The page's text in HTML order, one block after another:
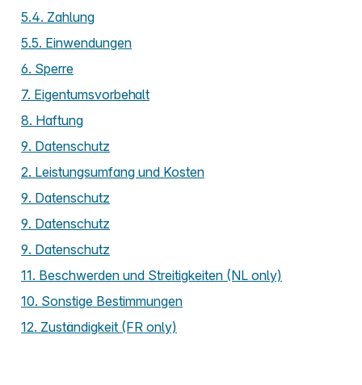
5.4. Zahlung
5.5. Einwendungen
6. Sperre
7. Eigentumsvorbehalt
8. Haftung
9. Datenschutz
2. Leistungsumfang und Kosten
9. Datenschutz
9. Datenschutz
9. Datenschutz
11. Beschwerden und Streitigkeiten (NL only)
10. Sonstige Bestimmungen
12. Zuständigkeit (FR only)